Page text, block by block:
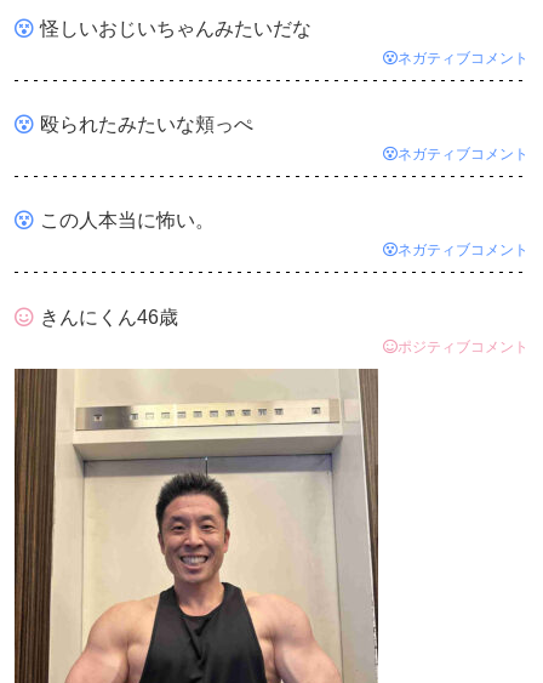
怪しいおじいちゃんみたいだな
ネガティブコメント
殴られたみたいな頬っぺ
ネガティブコメント
この人本当に怖い。
ネガティブコメント
きんにくん46歳
ポジティブコメント